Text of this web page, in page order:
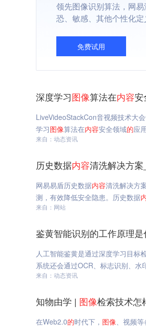
领先图像识别算法，网
恐、敏感、其他个性化
免费试用
深度学习图像算法在内容安
LiveVideoStackCon音视频技术大
学习图像算法在内容安全领域的应
来自：动态资讯
历史数据内容清洗解决方案
网易易盾历史数据内容清洗解决方
测，有效降低安全隐患。历史数据
来自：网站
鉴黄智能识别的工作原理
人工智能鉴黄是通过深度学习目标检
系统还会通过OCR、标志识别、
来自：动态资讯
知物由学 | 图像检索技术怎
在Web2.0的时代下， 图像、视频